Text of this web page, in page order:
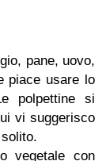
pane, uovo,
piace usare lo
polpettine si
vi suggerisco
vegetale con